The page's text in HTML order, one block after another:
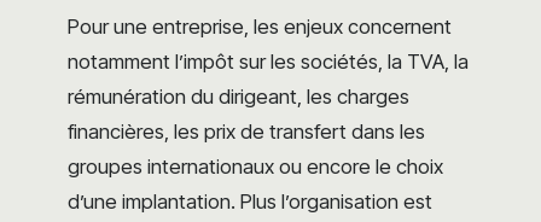
Pour une entreprise, les enjeux concernent
notamment l’impôt sur les sociétés, la TVA, la
rémunération du dirigeant, les charges
financières, les prix de transfert dans les
groupes internationaux ou encore le choix
d’une implantation. Plus l’organisation est